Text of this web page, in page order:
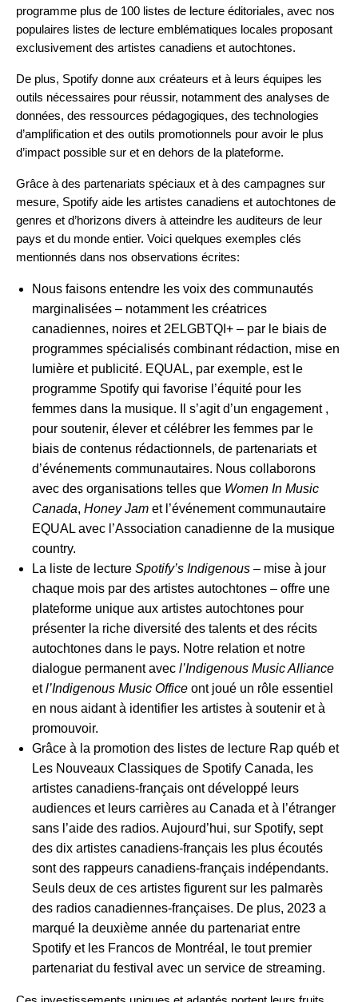
programme plus de 100 listes de lecture éditoriales, avec nos
populaires listes de lecture emblématiques locales proposant
exclusivement des artistes canadiens et autochtones.
De plus, Spotify donne aux créateurs et à leurs équipes les
outils nécessaires pour réussir, notamment des analyses de
données, des ressources pédagogiques, des technologies
d’amplification et des outils promotionnels pour avoir le plus
d’impact possible sur et en dehors de la plateforme.
Grâce à des partenariats spéciaux et à des campagnes sur
mesure, Spotify aide les artistes canadiens et autochtones de
genres et d’horizons divers à atteindre les auditeurs de leur
pays et du monde entier. Voici quelques exemples clés
mentionnés dans nos observations écrites:
Nous faisons entendre les voix des communautés
marginalisées – notamment les créatrices
canadiennes, noires et 2ELGBTQI+ – par le biais de
programmes spécialisés combinant rédaction, mise en
lumière et publicité. EQUAL, par exemple, est le
programme Spotify qui favorise l’équité pour les
femmes dans la musique. Il s’agit d’un engagement ,
pour soutenir, élever et célébrer les femmes par le
biais de contenus rédactionnels, de partenariats et
d’événements communautaires. Nous collaborons
avec des organisations telles que Women In Music
Canada, Honey Jam et l’événement communautaire
EQUAL avec l’Association canadienne de la musique
country.
La liste de lecture Spotify’s Indigenous – mise à jour
chaque mois par des artistes autochtones – offre une
plateforme unique aux artistes autochtones pour
présenter la riche diversité des talents et des récits
autochtones dans le pays. Notre relation et notre
dialogue permanent avec l’Indigenous Music Alliance
etl’Indigenous Music Office ont joué un rôle essentiel
en nous aidant à identifier les artistes à soutenir et à
promouvoir.
Grâce à la promotion des listes de lecture Rap québ et
Les Nouveaux Classiques de Spotify Canada, les
artistes canadiens-français ont développé leurs
audiences et leurs carrières au Canada et à l’étranger
sans l’aide des radios. Aujourd’hui, sur Spotify, sept
des dix artistes canadiens-français les plus écoutés
sont des rappeurs canadiens-français indépendants.
Seuls deux de ces artistes figurent sur les palmarès
des radios canadiennes-françaises. De plus, 2023 a
marqué la deuxième année du partenariat entre
Spotify et les Francos de Montréal, le tout premier
partenariat du festival avec un service de streaming.